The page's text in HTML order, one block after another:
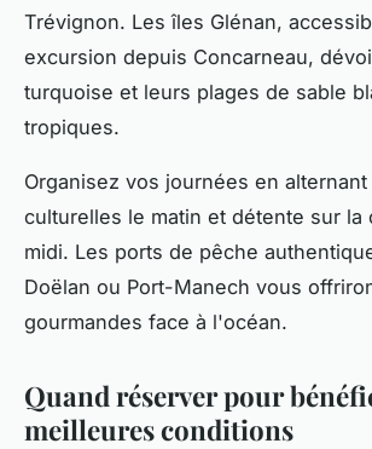
Trévignon. Les îles Glénan,
excursion depuis Concarneau,
turquoise et leurs plages de sable
tropiques.
Organisez vos journées en
culturelles le matin et détente sur la
midi. Les ports de pêche
Doëlan ou Port-Manech vous
gourmandes face à l'océan.
Quand réserver pour
meilleures conditions